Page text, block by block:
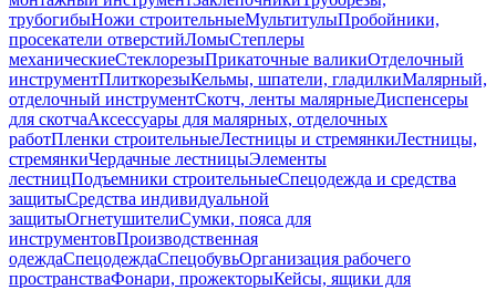
трубогибыНожи строительныеМультитулыПробойники,
просекатели отверстийЛомыСтеплеры
механическиеСтеклорезыПрикаточные валикиОтделочный
инструментПлиткорезыКельмы, шпатели, гладилкиМалярный,
отделочный инструментСкотч, ленты малярныеДиспенсеры
для скотчаАксессуары для малярных, отделочных
работПленки строительныеЛестницы и стремянкиЛестницы,
стремянкиЧердачные лестницыЭлементы
лестницПодъемники строительныеСпецодежда и средства
защитыСредства индивидуальной
защитыОгнетушителиСумки, пояса для
инструментовПроизводственная
одеждаСпецодеждаСпецобувьОрганизация рабочего
пространстваФонари, прожекторыКейсы, ящики для